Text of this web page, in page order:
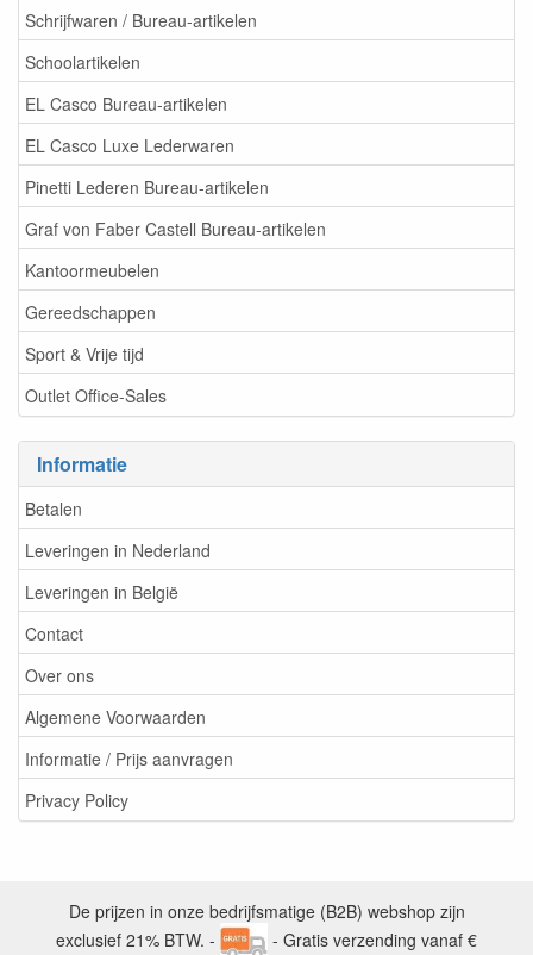
Schrijfwaren / Bureau-artikelen
Schoolartikelen
EL Casco Bureau-artikelen
EL Casco Luxe Lederwaren
Pinetti Lederen Bureau-artikelen
Graf von Faber Castell Bureau-artikelen
Kantoormeubelen
Gereedschappen
Sport & Vrije tijd
Outlet Office-Sales
Informatie
Betalen
Leveringen in Nederland
Leveringen in België
Contact
Over ons
Algemene Voorwaarden
Informatie / Prijs aanvragen
Privacy Policy
De prijzen in onze bedrijfsmatige (B2B) webshop zijn
exclusief 21% BTW. -
- Gratis verzending vanaf €